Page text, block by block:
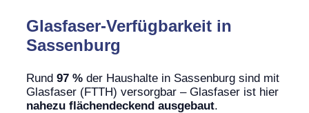
Glasfaser-Verfügbarkeit in
Sassenburg
Rund 97 % der Haushalte in Sassenburg sind mit
Glasfaser (FTTH) versorgbar – Glasfaser ist hier
nahezu flächendeckend ausgebaut.